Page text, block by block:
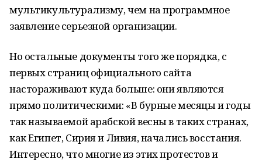
мультикультурализму, чем на программное
заявление серьезной организации.
Но остальные документы того же порядка, с
первых страниц официального сайта
настораживают куда больше: они являются
прямо политическими: «В бурные месяцы и годы
так называемой арабской весны в таких странах,
как Египет, Сирия и Ливия, начались восстания.
Интересно, что многие из этих протестов и